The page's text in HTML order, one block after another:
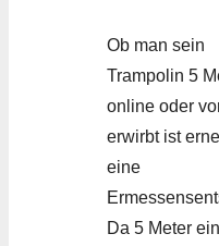
Ob man sein
Trampolin 5
online oder
erwirbt ist
eine
Da 5 Meter ein